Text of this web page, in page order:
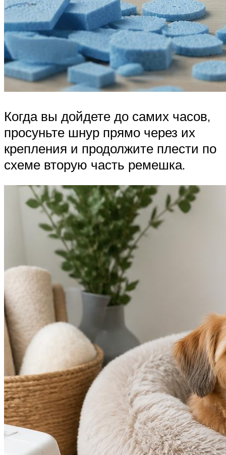
Когда вы дойдете до самих часов,
просуньте шнур прямо через их
крепления и продолжите плести по
схеме вторую часть ремешка.